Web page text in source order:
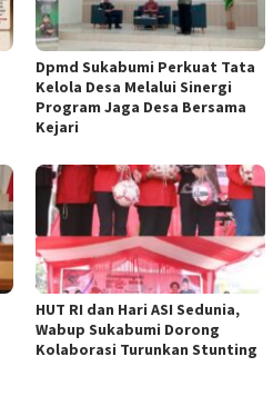
Dpmd Sukabumi Perkuat Tata
Kelola Desa Melalui Sinergi
Program Jaga Desa Bersama
Kejari
HUT RI dan Hari ASI Sedunia,
Wabup Sukabumi Dorong
Kolaborasi Turunkan Stunting